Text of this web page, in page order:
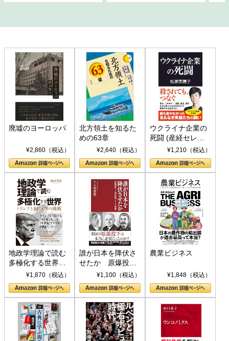
廃墟のヨーロッパ
¥2,860（税込）
北方領土を知るた
めの63章
¥2,640（税込）
ウクライナ企業の
死闘 (産経セレク
ト S 039)¥1,210（税込）
地政学理論で読む
多極化する世界：
トランプとBRICS
の挑戦
¥1,870（税込）
誰が日本を降伏さ
せたか 原爆投
下、ソ連参戦、そ
して聖断 (PHP新
書)
¥1,100（税込）
農業ビジネス
¥1,848（税込）